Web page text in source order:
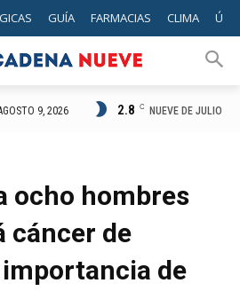
GUÍA FARMACIAS CLIMA
9, 2026 2.8 C NUEVE DE JULIO
ocho hombres
cáncer de
de